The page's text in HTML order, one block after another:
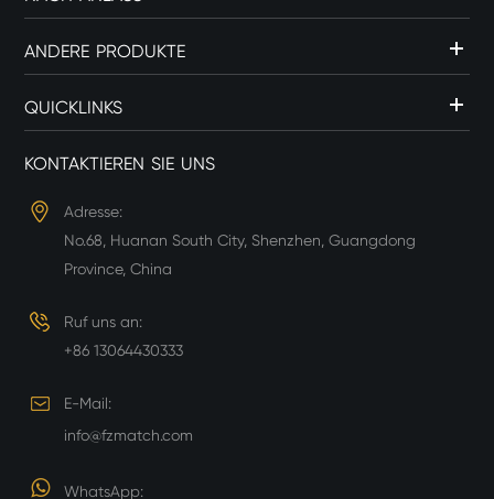
ANDERE PRODUKTE
QUICKLINKS
KONTAKTIEREN SIE UNS
Adresse:
No.68, Huanan South City, Shenzhen, Guangdong
Province, China
Ruf uns an:
+86 13064430333
E-Mail:
info@fzmatch.com
WhatsApp: